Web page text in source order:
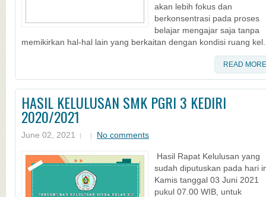
akan lebih fokus dan
berkonsentrasi pada proses
belajar mengajar saja tanpa
memikirkan hal-hal lain yang berkaitan dengan kondisi ruang
READ MORE
HASIL KELULUSAN SMK PGRI 3 KEDIRI
2020/2021
June 02, 2021 No comments
Hasil Rapat Kelulusan yang
sudah diputuskan pada hari
Kamis tanggal 03 Juni 2021
pukul 07.00 WIB, untuk